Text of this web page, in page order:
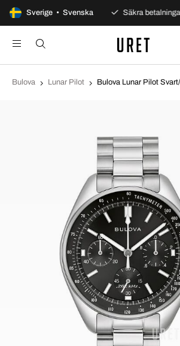
Sverige • Svenska
100 dagars öppet köp Säkra betalningar
Bulova Lunar Pilot